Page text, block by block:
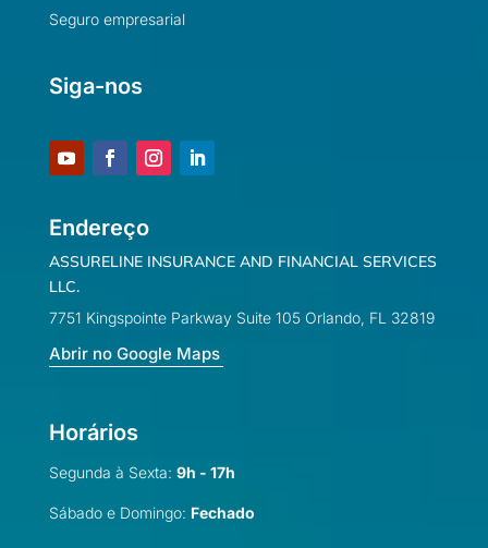
Seguro empresarial
Siga-nos
Endereço
ASSURELINE INSURANCE AND FINANCIAL SERVICES
LLC.
7751 Kingspointe Parkway Suite 105 Orlando, FL 32819
Abrir no Google Maps
Horários
Segunda à Sexta: 9h - 17h
Sábado e Domingo: Fechado